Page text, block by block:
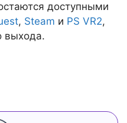
доступными
, Steam и PS VR2,
выхода.